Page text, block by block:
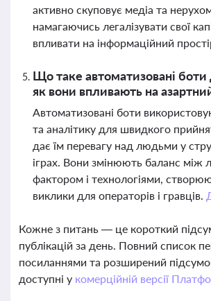
активно скуповує медіа та
намагаючись легалізувати свої
впливати на інформаційний
Що таке автоматизовані боти
як вони впливають на
Автоматизовані боти
та аналітику для швидкого
дає їм перевагу над людьми у
іграх. Вони змінюють баланс між
фактором і технологіями,
виклики для операторів і гравців.
Кожне з питань — це короткий
публікацій за день. Повний список
посиланнями та розширений
доступні у комерційній версії